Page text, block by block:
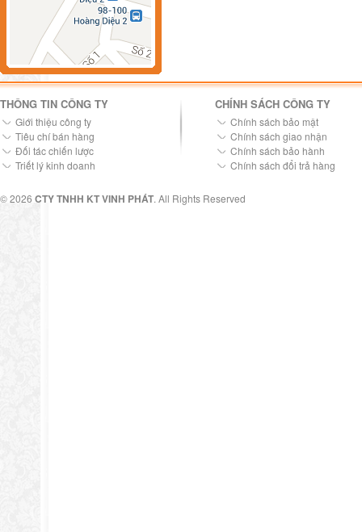
THÔNG TIN CÔNG TY
Giới thiệu công ty
Tiêu chí bán hàng
Đối tác chiến lược
Triết lý kinh doanh
CHÍNH SÁCH CÔNG TY
Chính sách bảo mật
Chính sách giao nhận
Chính sách bảo hành
Chính sách đổi trả hàng
© 2026 CTY TNHH KT VINH PHÁT. All Rights Reserved